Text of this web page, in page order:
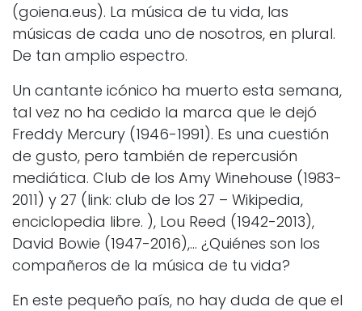
(goiena.eus). La música de tu vida, las
músicas de cada uno de nosotros, en plural.
De tan amplio espectro.
Un cantante icónico ha muerto esta semana,
tal vez no ha cedido la marca que le dejó
Freddy Mercury (1946-1991). Es una cuestión
de gusto, pero también de repercusión
mediática. Club de los Amy Winehouse (1983-
2011) y 27 (link: club de los 27 – Wikipedia,
enciclopedia libre. ), Lou Reed (1942-2013),
David Bowie (1947-2016),… ¿Quiénes son los
compañeros de la música de tu vida?
En este pequeño país, no hay duda de que el